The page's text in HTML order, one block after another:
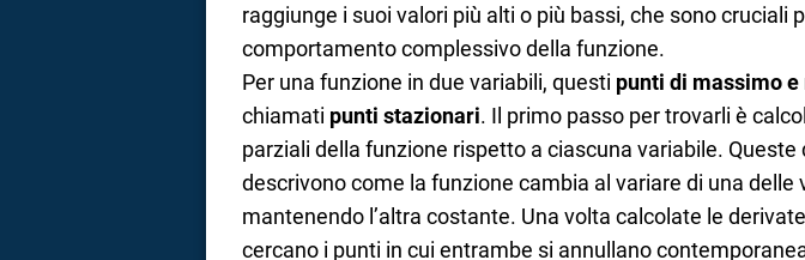
raggiunge i suoi valori più alti o più bassi, che sono cruciali
comportamento complessivo della funzione.
Per una funzione in due variabili, questi punti di massimo
chiamati punti stazionari. Il primo passo per trovarli è
parziali della funzione rispetto a ciascuna variabile. Queste
descrivono come la funzione cambia al variare di una delle
mantenendo l’altra costante. Una volta calcolate le
cercano i punti in cui entrambe si annullano